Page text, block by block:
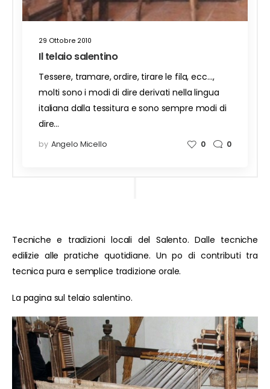
29 Ottobre 2010
Il telaio salentino
Tessere, tramare, ordire, tirare le fila, ecc…,
molti sono i modi di dire derivati nella lingua
italiana dalla tessitura e sono sempre modi di
dire…
by Angelo Micello 0 0
Tecniche e tradizioni locali del Salento. Dalle tecniche
edilizie alle pratiche quotidiane. Un po di contributi tra
tecnica pura e semplice tradizione orale.
La pagina sul telaio salentino.